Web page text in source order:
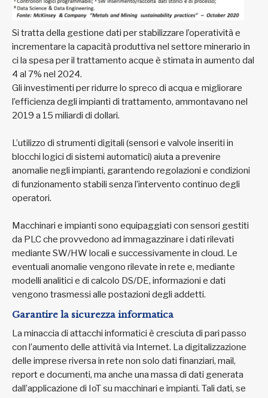
Si tratta della gestione dati per stabilizzare l’operatività e
incrementare la capacità produttiva nel settore minerario in
ci la spesa per il trattamento acque è stimata in aumento dal
4 al 7% nel 2024.
Gli investimenti per ridurre lo spreco di acqua e migliorare
l’efficienza degli impianti di trattamento, ammontavano nel
2019 a 15 miliardi di dollari.
L’utilizzo di strumenti digitali (sensori e valvole inseriti in
blocchi logici di sistemi automatici) aiuta a prevenire
anomalie negli impianti, garantendo regolazioni e condizioni
di funzionamento stabili senza l’intervento continuo degli
operatori.
Macchinari e impianti sono equipaggiati con sensori gestiti
da PLC che provvedono ad immagazzinare i dati rilevati
mediante SW/HW locali e successivamente in cloud. Le
eventuali anomalie vengono rilevate in rete e, mediante
modelli analitici e di calcolo DS/DE, informazioni e dati
vengono trasmessi alle postazioni degli addetti.
Garantire la sicurezza informatica
La minaccia di attacchi informatici è cresciuta di pari passo
con l’aumento delle attività via Internet. La digitalizzazione
delle imprese riversa in rete non solo dati finanziari, mail,
report e documenti, ma anche una massa di dati generata
dall’applicazione di IoT su macchinari e impianti. Tali dati, se